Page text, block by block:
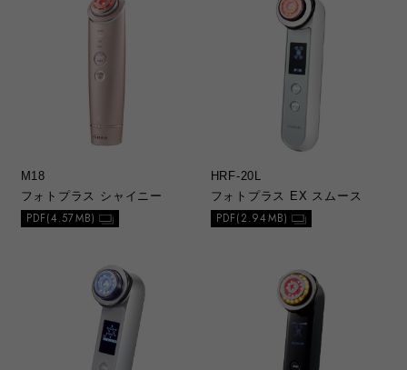
M18
フォトプラス シャイニー
PDF(4.57MB)
HRF-20L
フォトプラス EX スムース
PDF(2.94MB)